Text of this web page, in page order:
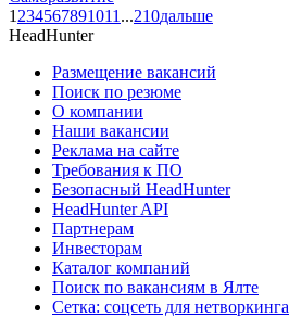
1 234567891011 ...210дальше
HeadHunter
Размещение вакансий
Поиск по резюме
О компании
Наши вакансии
Реклама на сайте
Требования к ПО
Безопасный HeadHunter
HeadHunter API
Партнерам
Инвесторам
Каталог компаний
Поиск по вакансиям в Ялте
Сетка: соцсеть для нетворкинга